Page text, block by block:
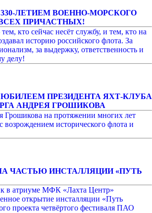
ЛЕТИЕМ ВОЕННО-МОРСКОГО
ПРИЧАСТНЫХ!
кто сейчас несёт службу, и тем, кто на
историю российского флота. За
за выдержку, ответственность и
делу!
ПРЕЗИДЕНТА ЯХТ-КЛУБА
АНДРЕЯ ГРОШИКОВА
Грошикова на протяжении многих лет
возрождением исторического флота и
ЧАСТЬЮ ИНСТАЛЛЯЦИИ «ПУТЬ
в атриуме МФК «Лахта Центр»
открытие инсталляции «Путь
проекта четвёртого фестиваля ПАО